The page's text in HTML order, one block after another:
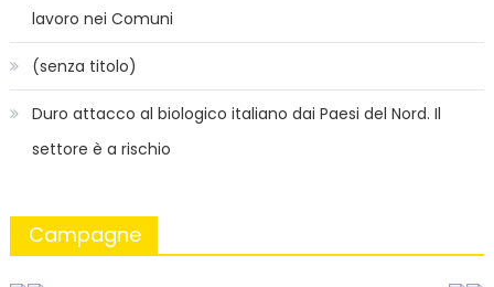
lavoro nei Comuni
(senza titolo)
Duro attacco al biologico italiano dai Paesi del Nord. Il
settore è a rischio
Campagne